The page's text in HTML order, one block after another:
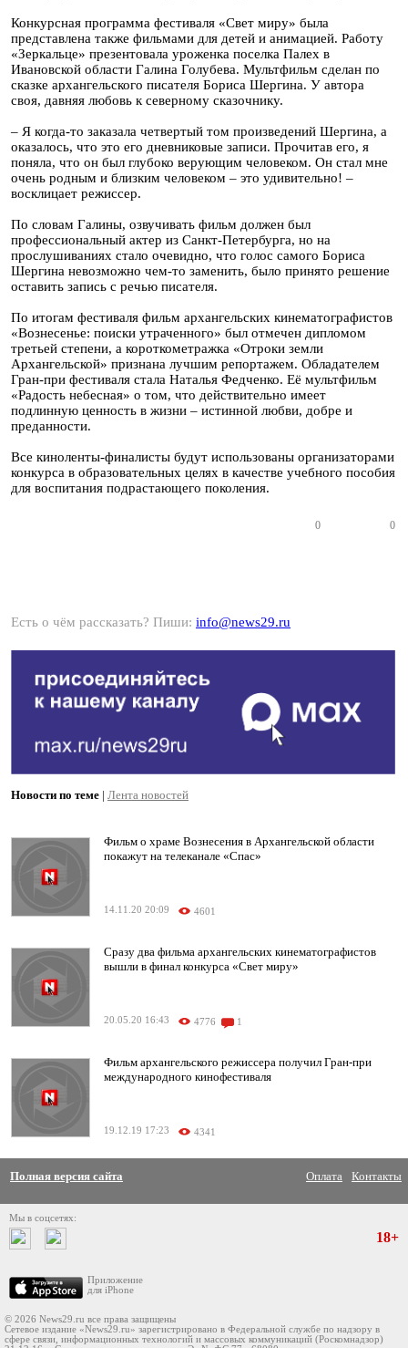
Конкурсная программа фестиваля «Свет миру» была
представлена также фильмами для детей и анимацией. Работу
«Зеркальце» презентовала уроженка поселка Палех в
Ивановской области Галина Голубева. Мультфильм сделан по
сказке архангельского писателя Бориса Шергина. У автора
своя, давняя любовь к северному сказочнику.
– Я когда-то заказала четвертый том произведений Шергина, а
оказалось, что это его дневниковые записи. Прочитав его, я
поняла, что он был глубоко верующим человеком. Он стал мне
очень родным и близким человеком – это удивительно! –
восклицает режиссер.
По словам Галины, озвучивать фильм должен был
профессиональный актер из Санкт-Петербурга, но на
прослушиваниях стало очевидно, что голос самого Бориса
Шергина невозможно чем-то заменить, было принято решение
оставить запись с речью писателя.
По итогам фестиваля фильм архангельских кинематографистов
«Вознесенье: поиски утраченного» был отмечен дипломом
третьей степени, а короткометражка «Отроки земли
Архангельской» признана лучшим репортажем. Обладателем
Гран-при фестиваля стала Наталья Федченко. Её мультфильм
«Радость небесная» о том, что действительно имеет
подлинную ценность в жизни – истинной любви, добре и
преданности.
Все киноленты-финалисты будут использованы организаторами
конкурса в образовательных целях в качестве учебного пособия
для воспитания подрастающего поколения.
0 0
Есть о чём рассказать? Пиши: info@news29.ru
Новости по теме | Лента новостей
Фильм о храме Вознесения в Архангельской области
покажут на телеканале «Спас»
14.11.20 20:09 4601
Сразу два фильма архангельских кинематографистов
вышли в финал конкурса «Свет миру»
20.05.20 16:43 4776 1
Фильм архангельского режиссера получил Гран-при
международного кинофестиваля
19.12.19 17:23 4341
Полная версия сайта Оплата Контакты
Мы в соцсетях:
Приложение
для iPhone
18+
© 2026 News29.ru все права защищены
Сетевое издание «News29.ru» зарегистрировано в Федеральной службе по надзору в
сфере связи, информационных технологий и массовых коммуникаций (Роскомнадзор)